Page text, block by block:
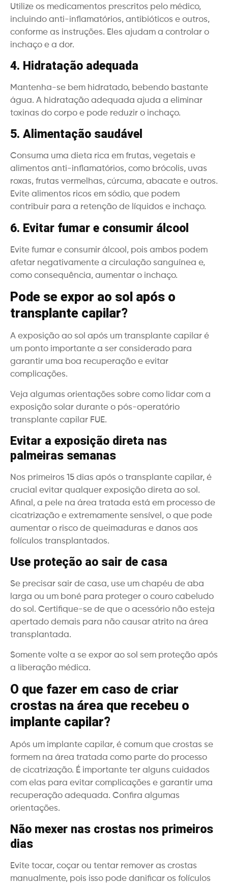
Utilize os medicamentos prescritos pelo médico,
incluindo anti-inflamatórios, antibióticos e outros,
conforme as instruções. Eles ajudam a controlar o
inchaço e a dor.
4. Hidratação adequada
Mantenha-se bem hidratado, bebendo bastante
água. A hidratação adequada ajuda a eliminar
toxinas do corpo e pode reduzir o inchaço.
5. Alimentação saudável
Consuma uma dieta rica em frutas, vegetais e
alimentos anti-inflamatórios, como brócolis, uvas
roxas, frutas vermelhas, cúrcuma, abacate e outros.
Evite alimentos ricos em sódio, que podem
contribuir para a retenção de líquidos e inchaço.
6. Evitar fumar e consumir álcool
Evite fumar e consumir álcool, pois ambos podem
afetar negativamente a circulação sanguínea e,
como consequência, aumentar o inchaço.
Pode se expor ao sol após o
transplante capilar?
A exposição ao sol após um transplante capilar é
um ponto importante a ser considerado para
garantir uma boa recuperação e evitar
complicações.
Veja algumas orientações sobre como lidar com a
exposição solar durante o pós-operatório
transplante capilar FUE.
Evitar a exposição direta nas
palmeiras semanas
Nos primeiros 15 dias após o transplante capilar, é
crucial evitar qualquer exposição direta ao sol.
Afinal, a pele na área tratada está em processo de
cicatrização e extremamente sensível, o que pode
aumentar o risco de queimaduras e danos aos
folículos transplantados.
Use proteção ao sair de casa
Se precisar sair de casa, use um chapéu de aba
larga ou um boné para proteger o couro cabeludo
do sol. Certifique-se de que o acessório não esteja
apertado demais para não causar atrito na área
transplantada.
Somente volte a se expor ao sol sem proteção após
a liberação médica.
O que fazer em caso de criar
crostas na área que recebeu o
implante capilar?
Após um implante capilar, é comum que crostas se
formem na área tratada como parte do processo
de cicatrização. É importante ter alguns cuidados
com elas para evitar complicações e garantir uma
recuperação adequada. Confira algumas
orientações.
Não mexer nas crostas nos primeiros
dias
Evite tocar, coçar ou tentar remover as crostas
manualmente, pois isso pode danificar os folículos